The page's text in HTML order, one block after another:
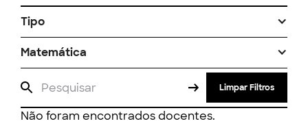
Tipo
Matemática
Limpar Filtros
Não foram encontrados docentes.